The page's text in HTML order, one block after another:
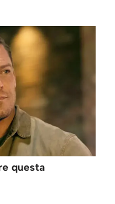
questa